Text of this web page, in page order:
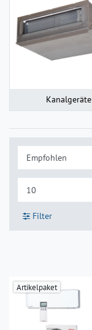
Kanalgeräte
Filter
Artikelpaket